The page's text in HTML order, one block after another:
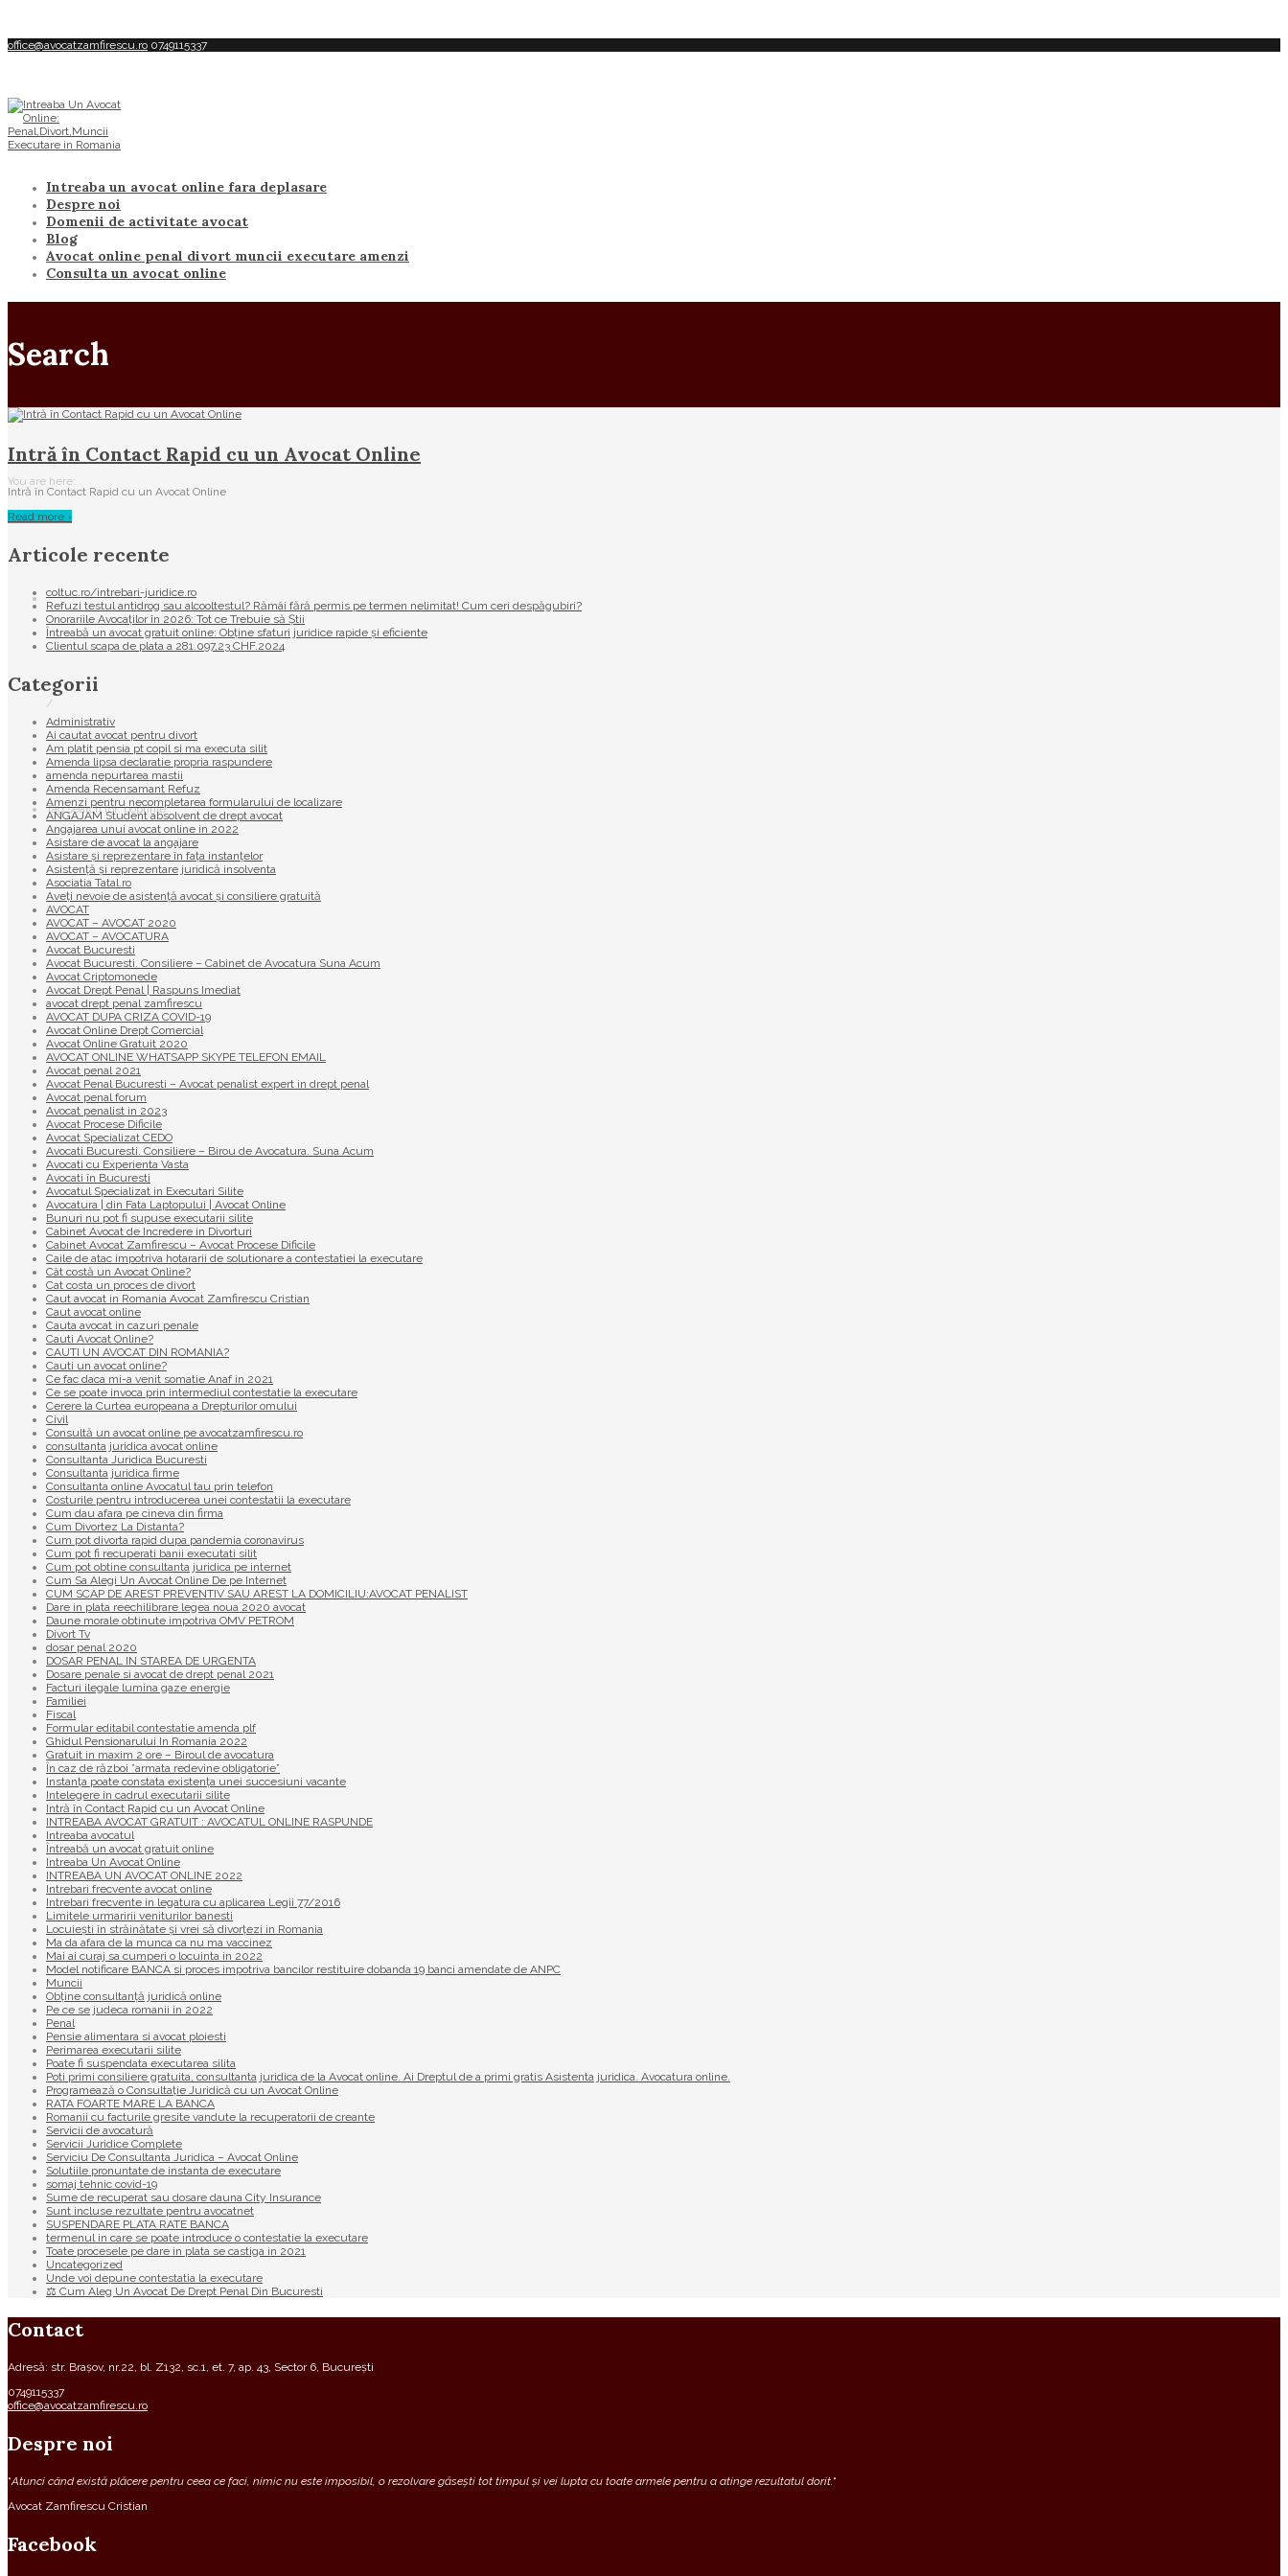
office@avocatzamfirescu.ro 0749115337
Intreaba un avocat online fara deplasare
Despre noi
Domenii de activitate avocat
Blog
Avocat online penal divort muncii executare amenzi
Consulta un avocat online
Search
You are here:
/
Tag search for: popririle
Intră în Contact Rapid cu un Avocat Online
Intră în Contact Rapid cu un Avocat Online
Read more ›
Articole recente
coltuc.ro/intrebari-juridice.ro
Refuzi testul antidrog sau alcooltestul? Rămâi fără permis pe termen nelimitat! Cum ceri despăgubiri?
Onorariile Avocaților în 2026: Tot ce Trebuie să Știi
Întreabă un avocat gratuit online: Obține sfaturi juridice rapide și eficiente
Clientul scapa de plata a 281.097,23 CHF.2024
Categorii
Administrativ
Ai cautat avocat pentru divort
Am platit pensia pt copil si ma executa silit
Amenda lipsa declaratie propria raspundere
amenda nepurtarea mastii
Amenda Recensamant Refuz
Amenzi pentru necompletarea formularului de localizare
ANGAJAM Student absolvent de drept avocat
Angajarea unui avocat online in 2022
Asistare de avocat la angajare
Asistare și reprezentare în fața instanțelor
Asistență și reprezentare juridică insolventa
Asociatia Tatal.ro
Aveţi nevoie de asistenţă avocat şi consiliere gratuită
AVOCAT
AVOCAT – AVOCAT 2020
AVOCAT – AVOCATURA
Avocat Bucuresti
Avocat Bucuresti. Consiliere – Cabinet de Avocatura Suna Acum
Avocat Criptomonede
Avocat Drept Penal | Raspuns Imediat
avocat drept penal zamfirescu
AVOCAT DUPA CRIZA COVID-19
Avocat Online Drept Comercial
Avocat Online Gratuit 2020
AVOCAT ONLINE WHATSAPP SKYPE TELEFON EMAIL
Avocat penal 2021
Avocat Penal Bucuresti – Avocat penalist expert in drept penal
Avocat penal forum
Avocat penalist in 2023
Avocat Procese Dificile
Avocat Specializat CEDO
Avocati Bucuresti. Consiliere – Birou de Avocatura. Suna Acum
Avocati cu Experienta Vasta
Avocati în Bucuresti
Avocatul Specializat in Executari Silite
Avocatura | din Fata Laptopului | Avocat Online
Bunuri nu pot fi supuse executarii silite
Cabinet Avocat de Incredere in Divorturi
Cabinet Avocat Zamfirescu – Avocat Procese Dificile
Caile de atac impotriva hotararii de solutionare a contestatiei la executare
Cât costă un Avocat Online?
Cat costa un proces de divort
Caut avocat in Romania Avocat Zamfirescu Cristian
Caut avocat online
Cauta avocat in cazuri penale
Cauti Avocat Online?
CAUTI UN AVOCAT DIN ROMANIA?
Cauti un avocat online?
Ce fac daca mi-a venit somatie Anaf in 2021
Ce se poate invoca prin intermediul contestatie la executare
Cerere la Curtea europeana a Drepturilor omului
Civil
Consultă un avocat online pe avocatzamfirescu.ro
consultanta juridica avocat online
Consultanta Juridica Bucuresti
Consultanta juridica firme
Consultanta online Avocatul tau prin telefon
Costurile pentru introducerea unei contestatii la executare
Cum dau afara pe cineva din firma
Cum Divortez La Distanta?
Cum pot divorta rapid dupa pandemia coronavirus
Cum pot fi recuperati banii executati silit
Cum pot obtine consultanta juridica pe internet
Cum Sa Alegi Un Avocat Online De pe Internet
CUM SCAP DE AREST PREVENTIV SAU AREST LA DOMICILIU:AVOCAT PENALIST
Dare in plata reechilibrare legea noua 2020 avocat
Daune morale obtinute impotriva OMV PETROM
Divort Tv
dosar penal 2020
DOSAR PENAL IN STAREA DE URGENTA
Dosare penale si avocat de drept penal 2021
Facturi ilegale lumina gaze energie
Familiei
Fiscal
Formular editabil contestatie amenda plf
Ghidul Pensionarului In Romania 2022
Gratuit in maxim 2 ore – Biroul de avocatura
În caz de război ”armata redevine obligatorie”
Instanța poate constata existenţa unei succesiuni vacante
Intelegere in cadrul executarii silite
Intră în Contact Rapid cu un Avocat Online
INTREABA AVOCAT GRATUIT : AVOCATUL ONLINE RASPUNDE
Intreaba avocatul
Întreabă un avocat gratuit online
Intreaba Un Avocat Online
INTREABA UN AVOCAT ONLINE 2022
Intrebari frecvente avocat online
Intrebari frecvente in legatura cu aplicarea Legii 77/2016
Limitele urmaririi veniturilor banesti
Locuiești în străinătate și vrei să divorțezi in Romania
Ma da afara de la munca ca nu ma vaccinez
Mai ai curaj sa cumperi o locuinta in 2022
Model notificare BANCA si proces impotriva bancilor restituire dobanda 19 banci amendate de ANPC
Muncii
Obține consultanță juridică online
Pe ce se judeca romanii in 2022
Penal
Pensie alimentara si avocat ploiesti
Perimarea executarii silite
Poate fi suspendata executarea silita
Poti primi consiliere gratuita, consultanta juridica de la Avocat online. Ai Dreptul de a primi gratis Asistenta juridica. Avocatura online.
Programează o Consultație Juridică cu un Avocat Online
RATA FOARTE MARE LA BANCA
Romanii cu facturile gresite vandute la recuperatorii de creante
Servicii de avocatură
Servicii Juridice Complete
Serviciu De Consultanta Juridica – Avocat Online
Solutiile pronuntate de instanta de executare
somaj tehnic covid-19
Sume de recuperat sau dosare dauna City Insurance
Sunt incluse rezultate pentru avocatnet
SUSPENDARE PLATA RATE BANCA
termenul in care se poate introduce o contestatie la executare
Toate procesele pe dare in plata se castiga in 2021
Uncategorized
Unde voi depune contestatia la executare
⚖ Cum Aleg Un Avocat De Drept Penal Din Bucuresti
Contact
Adresă: str. Brașov, nr.22, bl. Z132, sc.1, et. 7, ap. 43, Sector 6, București
0749115337
office@avocatzamfirescu.ro
Despre noi
“Atunci când există plăcere pentru ceea ce faci, nimic nu este imposibil, o rezolvare găsești tot timpul și vei lupta cu toate armele pentru a atinge rezultatul dorit.“
Avocat Zamfirescu Cristian
Facebook